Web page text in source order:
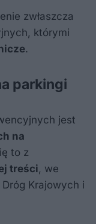
zwłaszcza
którymi
.
parkingi
jest
na
to z
treści , we
Krajowych i